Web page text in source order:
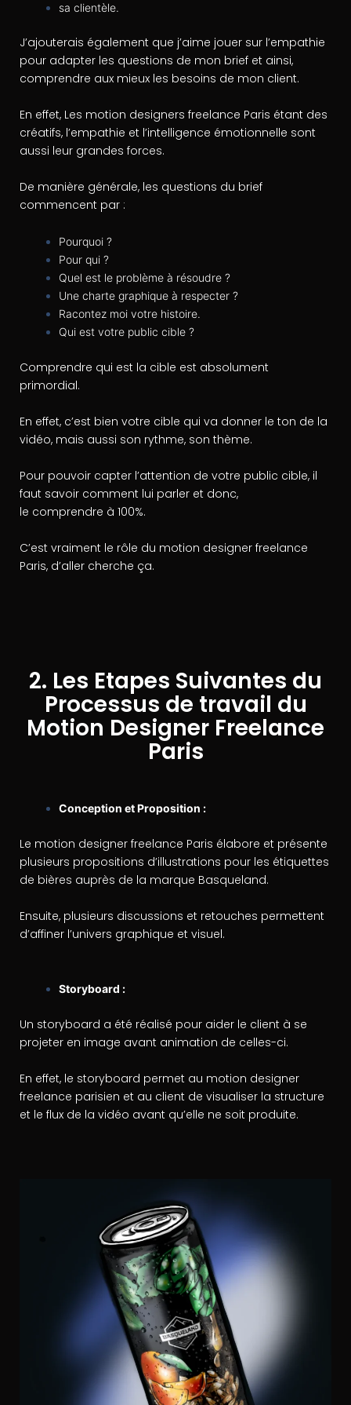
sa clientèle.
J’ajouterais également que j’aime jouer sur l’empathie
pour adapter les questions de mon brief et ainsi,
comprendre aux mieux les besoins de mon client.
En effet, Les motion designers freelance Paris étant des
créatifs, l’empathie et l’intelligence émotionnelle sont
aussi leur grandes forces.
De manière générale, les questions du brief
commencent par :
Pourquoi ?
Pour qui ?
Quel est le problème à résoudre ?
Une charte graphique à respecter ?
Racontez moi votre histoire.
Qui est votre public cible ?
Comprendre qui est la cible est absolument
primordial.
En effet, c’est bien votre cible qui va donner le ton de la
vidéo, mais aussi son rythme, son thème.
Pour pouvoir capter l’attention de votre public cible, il
faut savoir comment lui parler et donc,
le comprendre à 100%.
C’est vraiment le rôle du motion designer freelance
Paris, d’aller cherche ça.
2. Les Etapes Suivantes du
Processus de travail du
Motion Designer Freelance
Paris
Conception et Proposition :
Le motion designer freelance Paris élabore et présente
plusieurs propositions d’illustrations pour les étiquettes
de bières auprès de la marque Basqueland.
Ensuite, plusieurs discussions et retouches permettent
d’affiner l’univers graphique et visuel.
Storyboard :
Un storyboard a été réalisé pour aider le client à se
projeter en image avant animation de celles-ci.
En effet, le storyboard permet au motion designer
freelance parisien et au client de visualiser la structure
et le flux de la vidéo avant qu’elle ne soit produite.